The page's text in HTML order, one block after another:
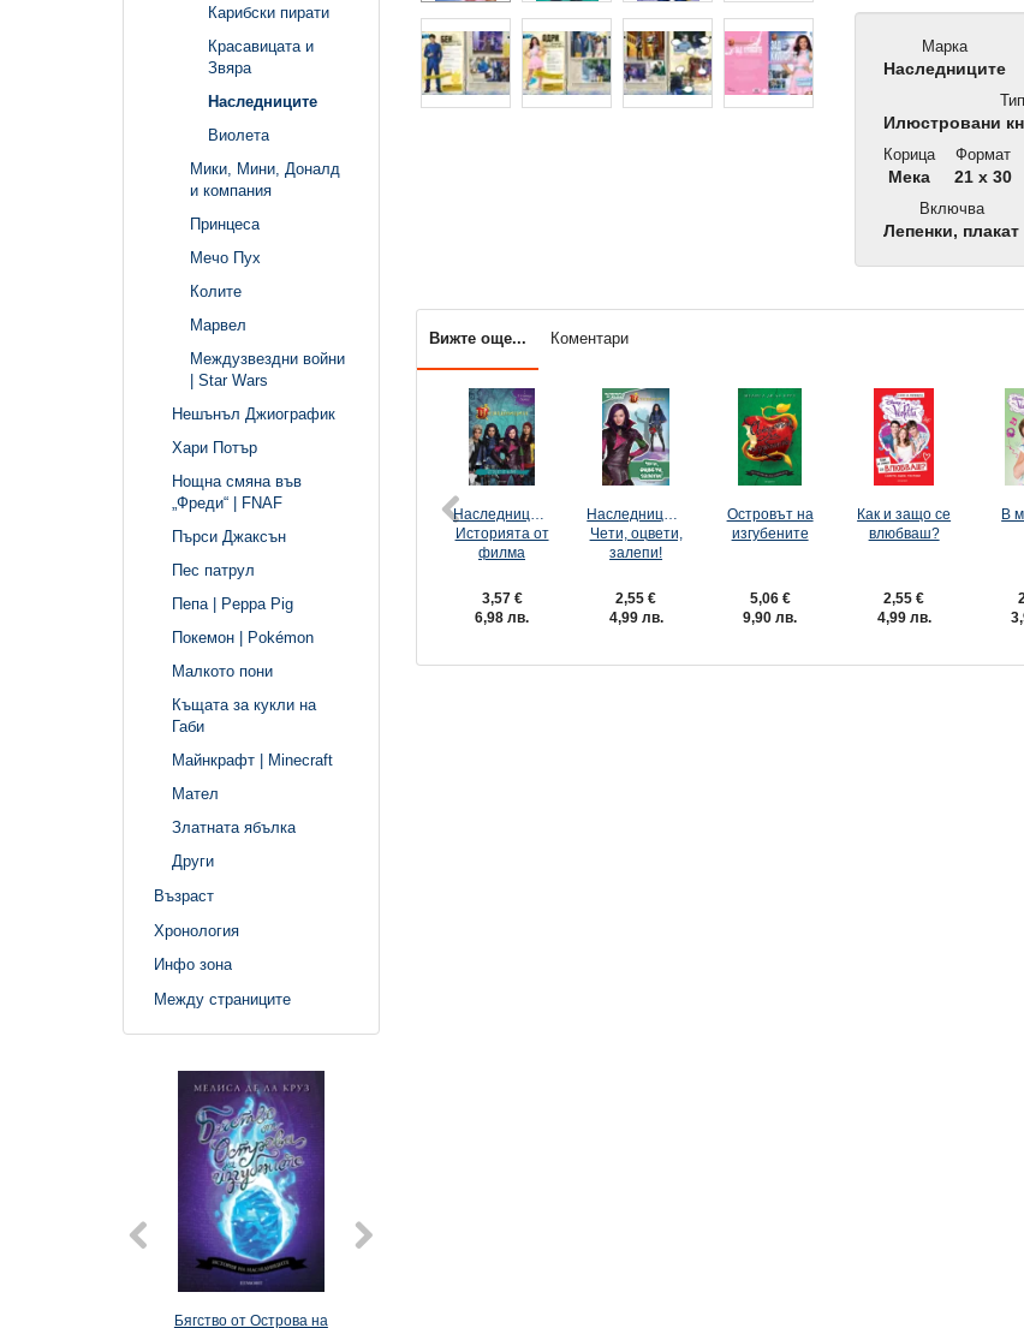
Карибски пирати
Красавицата и
Звяра
Наследниците
Виолета
Мики, Мини, Доналд
и компания
Принцеса
Мечо Пух
Колите
Марвел
Междузвездни войни
| Star Wars
Нешънъл Джиографик
Хари Потър
Нощна смяна във
„Фреди“ | FNAF
Пърси Джаксън
Пес патрул
Пепа | Peppa Pig
Покемон | Pokémon
Малкото пони
Къщата за кукли на
Габи
Майнкрафт | Minecraft
Мател
Златната ябълка
Други
Възраст
Хронология
Инфо зона
Между страниците
Бягство от Острова на
Марка
Наследниците
Тип
Илюстровани
Корица
Мека
Формат
21 x 30
Включва
Лепенки, плакат
Вижте още... Коментари
Наследниците:
Историята от
филма
3,57 €
6,98 лв.
Наследниците:
Чети, оцвети,
залепи!
2,55 €
4,99 лв.
Островът на
изгубените
5,06 €
9,90 лв.
Как и защо се
влюбваш?
2,55 €
4,99 лв.
В